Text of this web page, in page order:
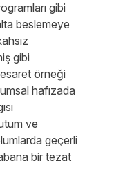
gibi
beslemeye
gibi
örneği
hafızada
ve
geçerli
bir tezat